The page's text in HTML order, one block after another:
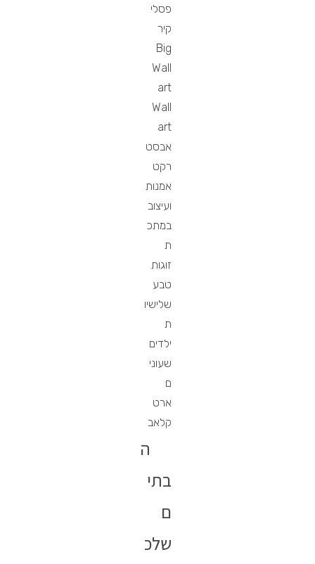
פסלי
קיר
Big
Wall
art
Wall
art
אבסט
רקט
אמנות
ועיצוב
במתכ
ת
זוגות
טבע
שלישיו
ת
ילדים
שעוני
ם
ארט
קלאב
ה
בתי
ם
שלכ